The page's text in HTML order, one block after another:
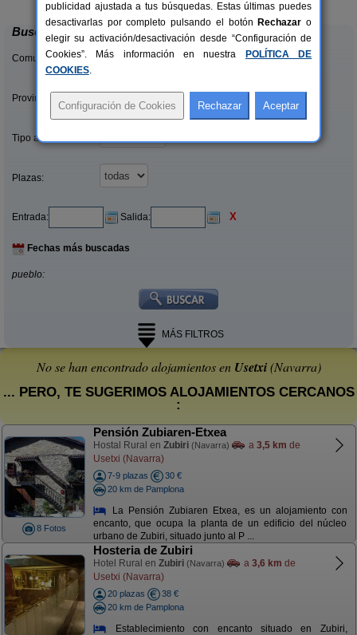
Buscar
Comunidades:
Provincias/Islas:
Tipo alquiler:
Plazas:
Entrada: Salida: X
Fechas más buscadas
pueblo:
MÁS FILTROS
No se han encontrado alojamientos en Usetxi(Navarra)
... PERO, TE SUGERIMOS ALOJAMIENTOS CERCANOS
:
8 Fotos
Pensión Zubiaren-Etxea
Hostal Rural en Zubiri (Navarra) a 3,5 km de
Usetxi (Navarra)
7-9 plazas
30 €
20 km de Pamplona
La Pensión Zubiaren Etxea, es un alojamiento con
encanto, que ocupa la planta de un edificio del núcleo
urbano de Zubiri, situado junto al P ...
Hosteria de Zubiri
Hotel Rural en Zubiri (Navarra) a 3,6 km de
Usetxi (Navarra)
20 plazas
38 €
20 km de Pamplona
Establecimiento con encanto situado en Zubiri,
publicidad ajustada a tus búsquedas. Estas últimas puedes
desactivarlas por completo pulsando el botón Rechazar o
elegir su activación/desactivación desde “Configuración de
Cookies”. Más información en nuestra
POLÍTICA DE
COOKIES.